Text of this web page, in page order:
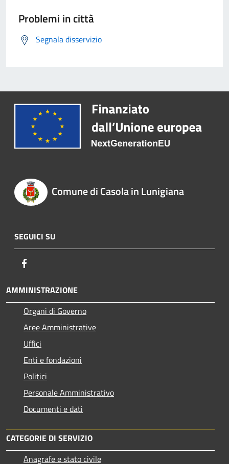
Problemi in città
Segnala disservizio
Comune di Casola in Lunigiana
SEGUICI SU
AMMINISTRAZIONE
Organi di Governo
Aree Amministrative
Uffici
Enti e fondazioni
Politici
Personale Amministrativo
Documenti e dati
CATEGORIE DI SERVIZIO
Anagrafe e stato civile